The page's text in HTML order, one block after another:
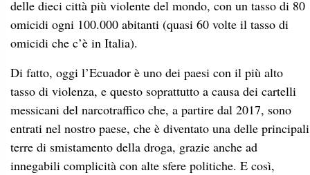
delle dieci città più violente del mondo, con un tasso di 80
omicidi ogni 100.000 abitanti (quasi 60 volte il tasso di
omicidi che c’è in Italia).
Di fatto, oggi l’Ecuador è uno dei paesi con il più alto
tasso di violenza, e questo soprattutto a causa dei cartelli
messicani del narcotraffico che, a partire dal 2017, sono
entrati nel nostro paese, che è diventato una delle principali
terre di smistamento della droga, grazie anche ad
innegabili complicità con alte sfere politiche. E così,